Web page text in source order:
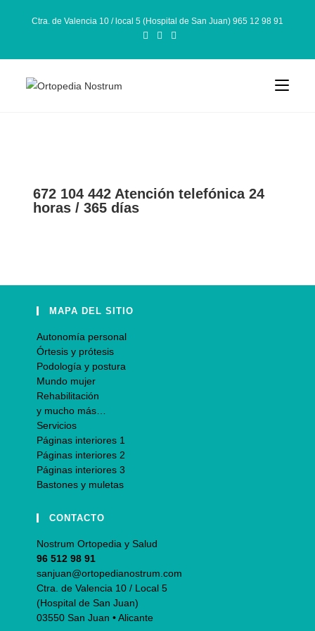
Ctra. de Valencia 10 / local 5 (Hospital de San Juan) 965 12 98 91
672 104 442 Atención telefónica 24
horas / 365 días
MAPA DEL SITIO
Autonomía personal
Órtesis y prótesis
Podología y postura
Mundo mujer
Rehabilitación
y mucho más…
Servicios
Páginas interiores 1
Páginas interiores 2
Páginas interiores 3
Bastones y muletas
CONTACTO
Nostrum Ortopedia y Salud
96 512 98 91
sanjuan@ortopedianostrum.com
Ctra. de Valencia 10 / Local 5
(Hospital de San Juan)
03550 San Juan • Alicante